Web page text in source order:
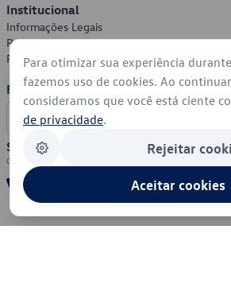
Institucional
Informações Legais
Política de Privacidade
Política de Cookies
Formas de Pagamento
Segurança
Para otimizar sua experiência
fazemos uso de cookies. Ao
consideramos que você está ciente
de privacidade.
Rejeitar
Aceitar cookies